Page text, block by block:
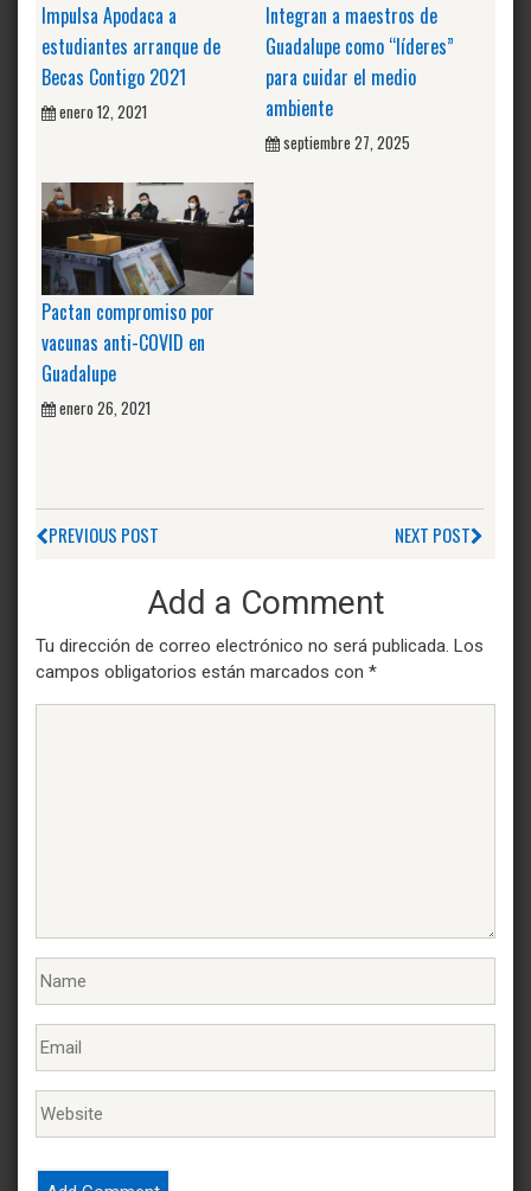
Impulsa Apodaca a
estudiantes arranque de
Becas Contigo 2021
enero 12, 2021
Integran a maestros de
Guadalupe como “líderes”
para cuidar el medio
ambiente
septiembre 27, 2025
Pactan compromiso por
vacunas anti-COVID en
Guadalupe
enero 26, 2021
PREVIOUS POST NEXT POST
Add a Comment
Tu dirección de correo electrónico no será publicada. Los
campos obligatorios están marcados con *